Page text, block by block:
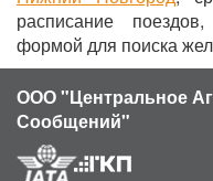
расписание
формой для поиска
ООО "Центральное
Сообщений"